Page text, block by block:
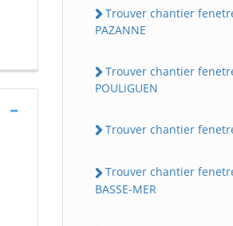
Trouver chantier
PAZANNE
Trouver chantier
POULiGUEN
Trouver chantier
Trouver chantier fenetre
BASSE-MER